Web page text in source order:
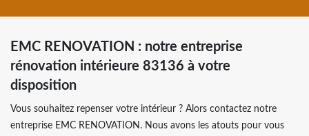
EMC RENOVATION : notre entreprise
rénovation intérieure 83136 à votre
disposition
Vous souhaitez repenser votre intérieur ? Alors contactez notre
entreprise EMC RENOVATION. Nous avons les atouts pour vous